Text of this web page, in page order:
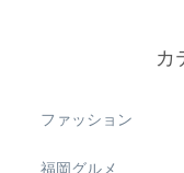
カ
ファッション
福岡グルメ